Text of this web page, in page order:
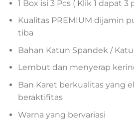
1 Box isi 3 Pcs ( Klik 1 dapat 3
Kualitas PREMIUM dijamin
tiba
Bahan Katun Spandek /
Lembut dan menyerap
Ban Karet berkualitas yang
beraktifitas
Warna yang bervariasi